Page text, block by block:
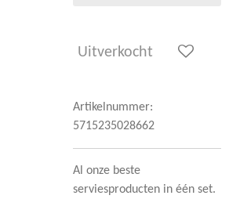
Uitverkocht
Artikelnummer:
5715235028662
Al onze beste
serviesproducten in één set.